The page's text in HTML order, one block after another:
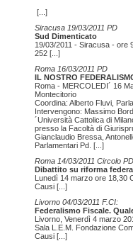
[...]
Siracusa 19/03/2011 PD
Sud Dimenticato
19/03/2011 - Siracusa - ore
252 [...]
Roma 16/03/2011 PD
IL NOSTRO
Roma - MERCOLEDI´ 16
Montecitorio
Coordina: Alberto Fluvi,
Intervengono: Massimo
´Università Cattolica di
presso la Facoltà di
Gianclaudio Bressa,
Parlamentari Pd. [...]
Roma 14/03/2011 Circolo PD
Dibattito su riforma
Lunedì 14 marzo ore 18,30
Causi [...]
Livorno 04/03/2011 F.CI:
Federalismo Fiscale.
Livorno, Venerdì 4 marzo
Sala L.E.M. Fondazione
Causi [...]